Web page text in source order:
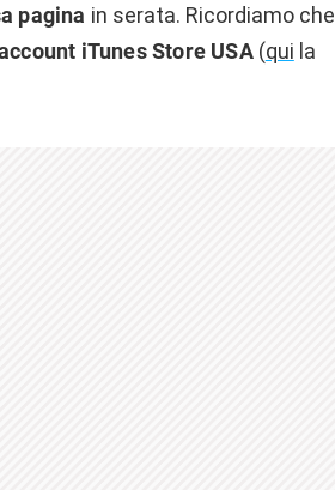
pagina in serata. Ricordiamo che
iTunes Store USA(qui la